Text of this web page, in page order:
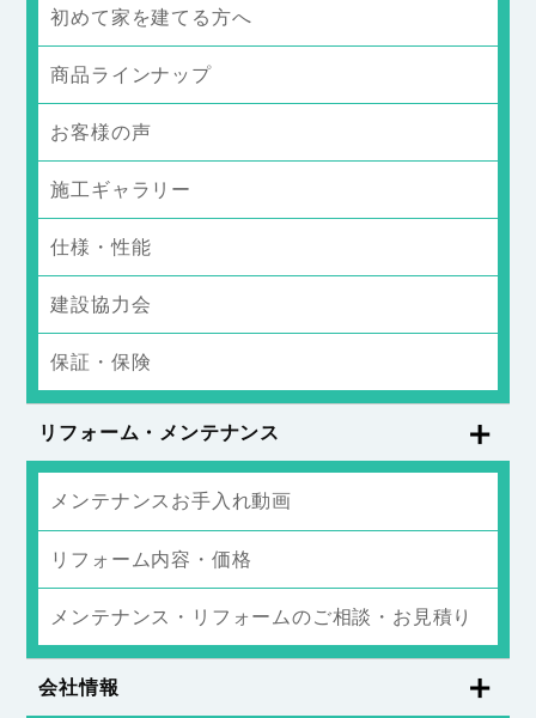
初めて家を建てる方へ
商品ラインナップ
お客様の声
施工ギャラリー
仕様・性能
建設協力会
保証・保険
リフォーム・メンテナンス
メンテナンスお手入れ動画
リフォーム内容・価格
メンテナンス・リフォームのご相談・お見積り
会社情報